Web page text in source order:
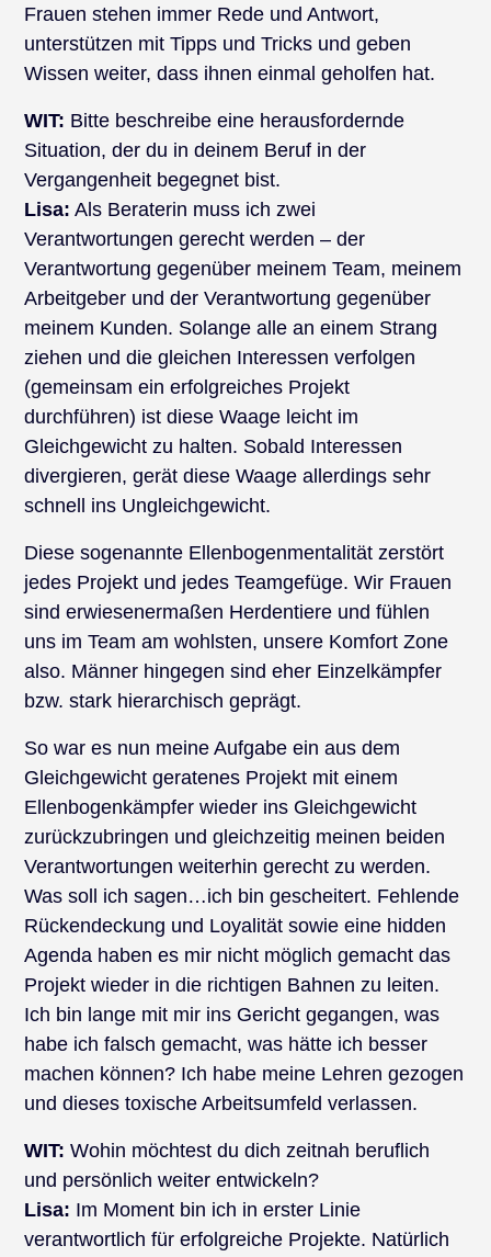
Frauen stehen immer Rede und Antwort,
unterstützen mit Tipps und Tricks und geben
Wissen weiter, dass ihnen einmal geholfen hat.
WIT: Bitte beschreibe eine herausfordernde
Situation, der du in deinem Beruf in der
Vergangenheit begegnet bist.
Lisa: Als Beraterin muss ich zwei
Verantwortungen gerecht werden – der
Verantwortung gegenüber meinem Team, meinem
Arbeitgeber und der Verantwortung gegenüber
meinem Kunden. Solange alle an einem Strang
ziehen und die gleichen Interessen verfolgen
(gemeinsam ein erfolgreiches Projekt
durchführen) ist diese Waage leicht im
Gleichgewicht zu halten. Sobald Interessen
divergieren, gerät diese Waage allerdings sehr
schnell ins Ungleichgewicht.
Diese sogenannte Ellenbogenmentalität zerstört
jedes Projekt und jedes Teamgefüge. Wir Frauen
sind erwiesenermaßen Herdentiere und fühlen
uns im Team am wohlsten, unsere Komfort Zone
also. Männer hingegen sind eher Einzelkämpfer
bzw. stark hierarchisch geprägt.
So war es nun meine Aufgabe ein aus dem
Gleichgewicht geratenes Projekt mit einem
Ellenbogenkämpfer wieder ins Gleichgewicht
zurückzubringen und gleichzeitig meinen beiden
Verantwortungen weiterhin gerecht zu werden.
Was soll ich sagen…ich bin gescheitert. Fehlende
Rückendeckung und Loyalität sowie eine hidden
Agenda haben es mir nicht möglich gemacht das
Projekt wieder in die richtigen Bahnen zu leiten.
Ich bin lange mit mir ins Gericht gegangen, was
habe ich falsch gemacht, was hätte ich besser
machen können? Ich habe meine Lehren gezogen
und dieses toxische Arbeitsumfeld verlassen.
WIT: Wohin möchtest du dich zeitnah beruflich
und persönlich weiter entwickeln?
Lisa: Im Moment bin ich in erster Linie
verantwortlich für erfolgreiche Projekte. Natürlich